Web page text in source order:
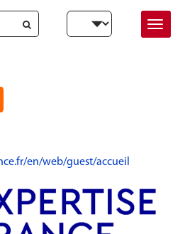
Select your language
en/web/guest/accueil